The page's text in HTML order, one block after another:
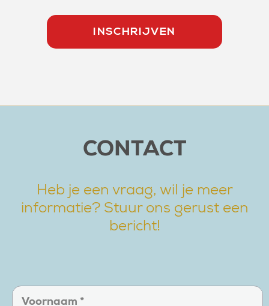
CONTACT
Heb je een vraag, wil je meer
informatie? Stuur ons gerust een
bericht!